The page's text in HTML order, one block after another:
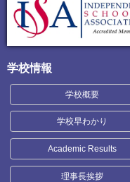
学校情報
学校概要
学校早わかり
Academic Results
理事長挨拶